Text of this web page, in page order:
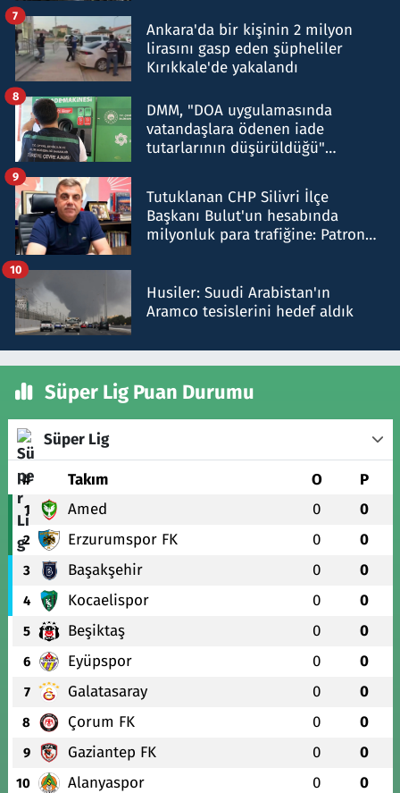
Ankara'da bir kişinin 2 milyon
lirasını gasp eden şüpheliler
Kırıkkale'de yakalandı
7
DMM, "DOA uygulamasında
vatandaşlara ödenen iade
tutarlarının düşürüldüğü"
8
Tutuklanan CHP Silivri İlçe
Başkanı Bulut'un hesabında
milyonluk para trafiğine: Patron
9
Husiler: Suudi Arabistan'ın
Aramco tesislerini hedef aldık
10
Süper Lig Puan Durumu
Süper Lig
# Takım O P
1 Amed 0 0
2 Erzurumspor FK 0 0
3 Başakşehir 0 0
4 Kocaelispor 0 0
5 Beşiktaş 0 0
6 Eyüpspor 0 0
7 Galatasaray 0 0
8 Çorum FK 0 0
9 Gaziantep FK 0 0
10 Alanyaspor 0 0